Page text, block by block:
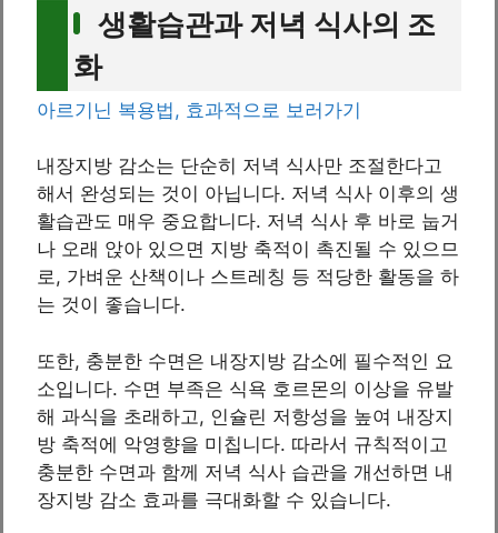
생활습관과 저녁 식사의 조
화
아르기닌 복용법, 효과적으로 보러가기
내장지방 감소는 단순히 저녁 식사만 조절한다고
해서 완성되는 것이 아닙니다. 저녁 식사 이후의 생
활습관도 매우 중요합니다. 저녁 식사 후 바로 눕거
나 오래 앉아 있으면 지방 축적이 촉진될 수 있으므
로, 가벼운 산책이나 스트레칭 등 적당한 활동을 하
는 것이 좋습니다.
또한, 충분한 수면은 내장지방 감소에 필수적인 요
소입니다. 수면 부족은 식욕 호르몬의 이상을 유발
해 과식을 초래하고, 인슐린 저항성을 높여 내장지
방 축적에 악영향을 미칩니다. 따라서 규칙적이고
충분한 수면과 함께 저녁 식사 습관을 개선하면 내
장지방 감소 효과를 극대화할 수 있습니다.